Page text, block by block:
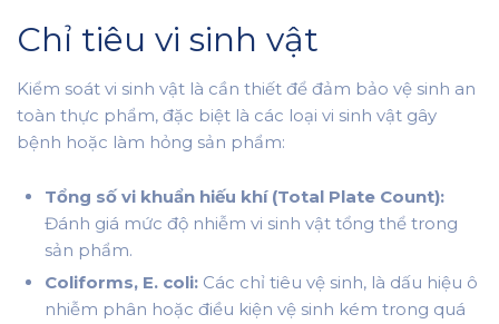
Chỉ tiêu vi sinh vật
Kiểm soát vi sinh vật là cần thiết để đảm bảo vệ sinh an
toàn thực phẩm, đặc biệt là các loại vi sinh vật gây
bệnh hoặc làm hỏng sản phẩm:
Tổng số vi khuẩn hiếu khí (Total Plate Count):
Đánh giá mức độ nhiễm vi sinh vật tổng thể trong
sản phẩm.
Coliforms, E. coli: Các chỉ tiêu vệ sinh, là dấu hiệu ô
nhiễm phân hoặc điều kiện vệ sinh kém trong quá